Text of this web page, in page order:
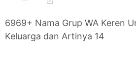
6969+ Nama Grup WA Keren
Keluarga dan Artinya 14